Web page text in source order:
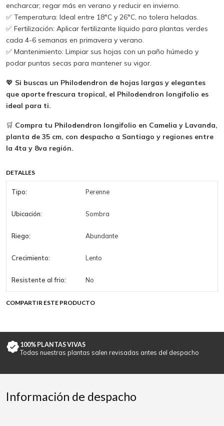
encharcar; regar más en verano y reducir en invierno.
✅ Temperatura: Ideal entre 18°C y 26°C, no tolera heladas.
✅ Fertilización: Aplicar fertilizante líquido para plantas verdes
cada 4-6 semanas en primavera y verano.
✅ Mantenimiento: Limpiar sus hojas con un paño húmedo y
podar puntas secas para mantener su vigor.
💖 Si buscas un Philodendron de hojas largas y elegantes
que aporte frescura tropical, el Philodendron longifolio es
ideal para ti.
🛒 Compra tu Philodendron longifolio en Camelia y Lavanda,
planta de 35 cm, con despacho a Santiago y regiones entre
la 4ta y 8va región.
DETALLES
Tipo: Perenne
Ubicación: Sombra
Riego: Abundante
Crecimiento: Lento
Resistente al frio: No
COMPARTIR ESTE PRODUCTO
100% PLANTAS VIVAS
Todas nuestras plantas salen revisadas antes del despacho
Información de despacho